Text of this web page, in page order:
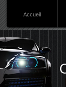
Accueil